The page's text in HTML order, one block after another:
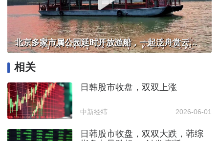
北京多家市属公园延时开放游船，一起泛舟赏云霞！
相关
日韩股市收盘，双双上涨
中新经纬 2026-06-01
日韩股市收盘，双双大跌，韩综